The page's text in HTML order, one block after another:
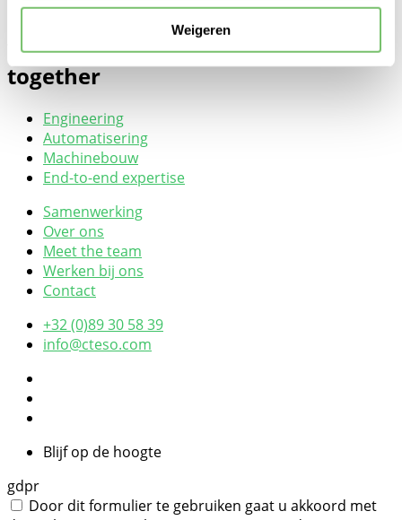
Weigeren
challenging
technology
together
Engineering
Automatisering
Machinebouw
End-to-end expertise
Samenwerking
Over ons
Meet the team
Werken bij ons
Contact
+32 (0)89 30 58 39
info@cteso.com
Blijf op de hoogte
gdpr
Door dit formulier te gebruiken gaat u akkoord met